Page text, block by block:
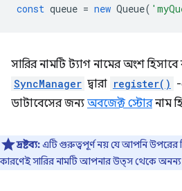
const queue = new Queue(
সারির নামটি ট্যাগ নামের অংশ
SyncManager দ্বারা register()
ডাটাবেসের জন্য অবজেক্ট স্টোরনাম
দ্রষ্টব্য:এটি গুরুত্বপূর্ণ নয় যে আপনি উপরের
কারণেই সারির নামটি আপনার উত্স থেকে অনন্য